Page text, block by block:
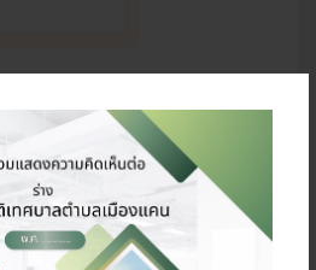
พันธ์
ลเมืองแคน เรื่อง การรับฟังความ